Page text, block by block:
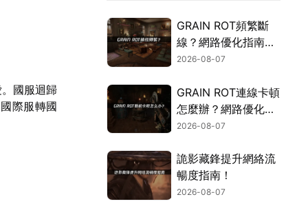
國服迴歸
際服轉國
GRAIN ROT頻繁斷
線？網路優化指南一
次搞定！
2026-08-07
GRAIN ROT連線卡頓
怎麼辦？網路優化這
樣解決！
2026-08-07
詭影藏鋒提升網絡流
暢度指南！
2026-08-07